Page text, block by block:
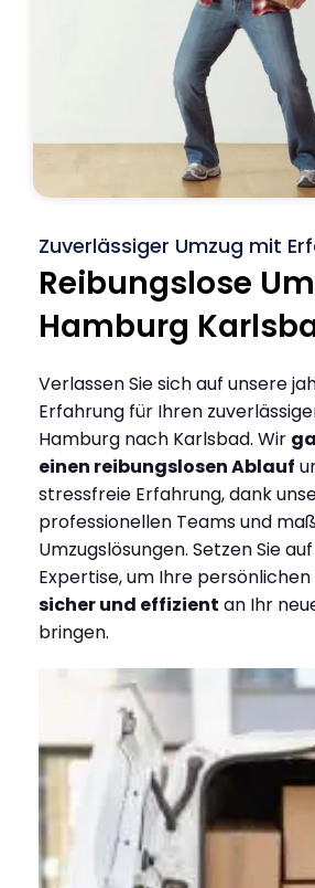
Zuverlässiger Umzug mit
Reibungslose
Hamburg
Verlassen Sie sich auf unsere
Erfahrung für Ihren
Hamburg nach Karlsbad. Wir
einen reibungslosen Ablauf
stressfreie Erfahrung, dank
professionellen Teams und
Umzugslösungen. Setzen Sie
Expertise, um Ihre
sicher und effizient an Ihr
bringen.